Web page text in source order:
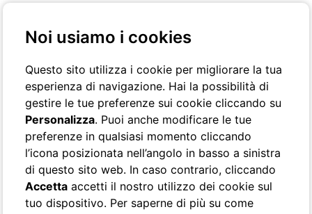
Noi usiamo i cookies
Questo sito utilizza i cookie per migliorare la tua
esperienza di navigazione. Hai la possibilità di
gestire le tue preferenze sui cookie cliccando su
Personalizza. Puoi anche modificare le tue
preferenze in qualsiasi momento cliccando
l’icona posizionata nell’angolo in basso a sinistra
di questo sito web. In caso contrario, cliccando
Accetta accetti il nostro utilizzo dei cookie sul
tuo dispositivo. Per saperne di più su come
Hotel
Servizi
Press
Riconoscimenti
Camere
Vista Giardino